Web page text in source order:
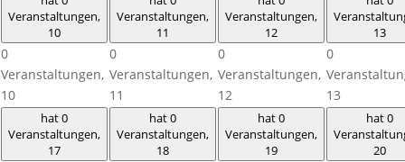
Veranstaltungen,
10
0
Veranstaltungen,
10
Veranstaltungen,
11
0
Veranstaltungen,
11
Veranstaltungen,
12
0
Veranstaltungen,
12
13
0
13
hat 0
Veranstaltungen,
17
hat 0
Veranstaltungen,
18
hat 0
Veranstaltungen,
19
hat 0
20